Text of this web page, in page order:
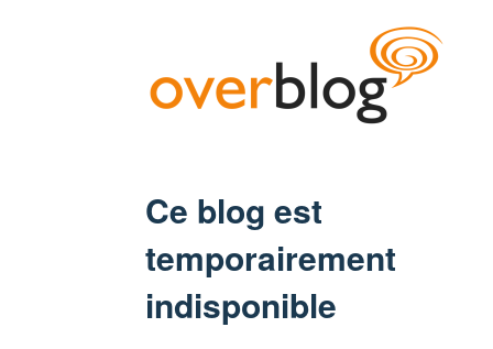
Ce blog est
temporairement
indisponible